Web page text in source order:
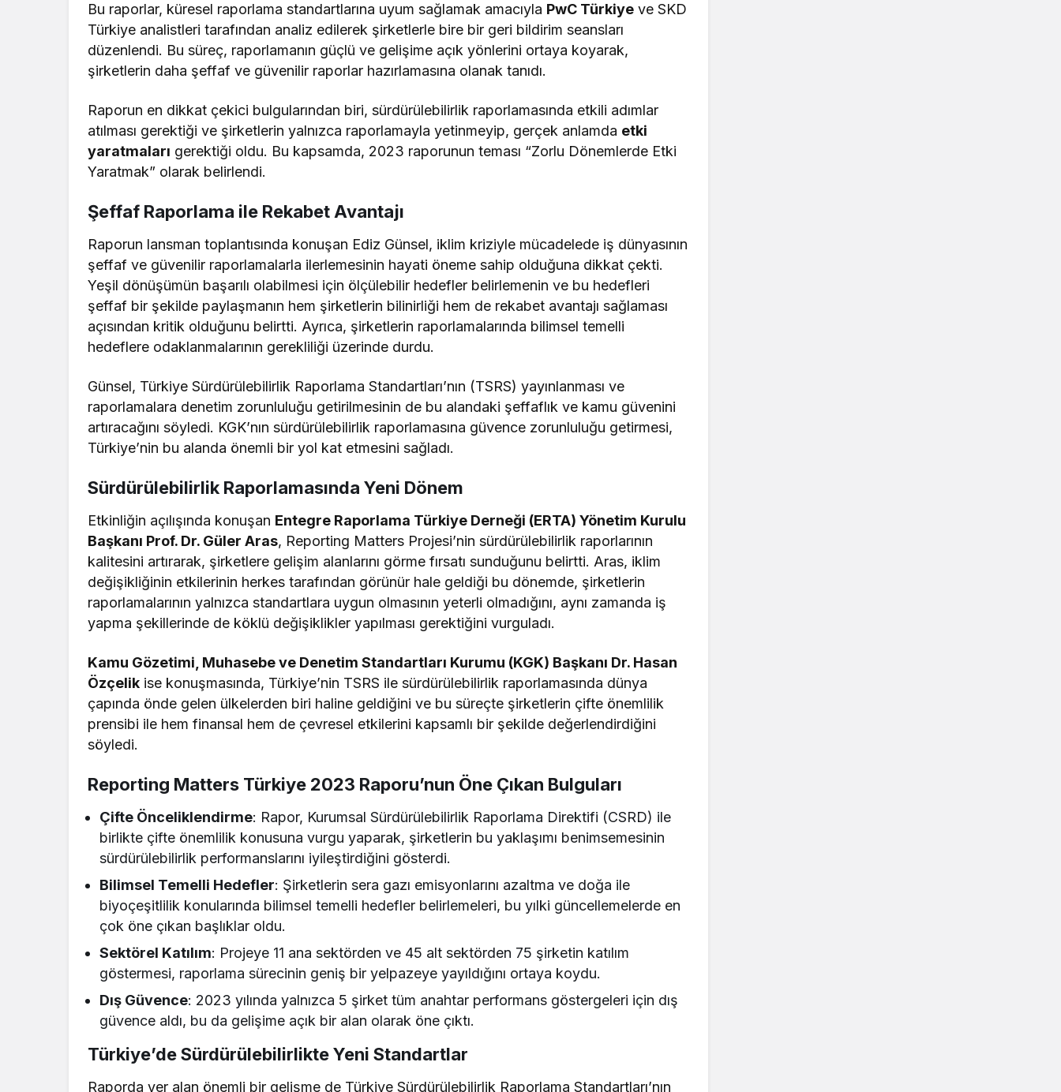
Bu raporlar, küresel raporlama standartlarına uyum sağlamak amacıyla PwC Türkiye ve SKD
Türkiye analistleri tarafından analiz edilerek şirketlerle bire bir geri bildirim seansları
düzenlendi. Bu süreç, raporlamanın güçlü ve gelişime açık yönlerini ortaya koyarak,
şirketlerin daha şeffaf ve güvenilir raporlar hazırlamasına olanak tanıdı.
Raporun en dikkat çekici bulgularından biri, sürdürülebilirlik raporlamasında etkili adımlar
atılması gerektiği ve şirketlerin yalnızca raporlamayla yetinmeyip, gerçek anlamda etki
yaratmaları gerektiği oldu. Bu kapsamda, 2023 raporunun teması “Zorlu Dönemlerde Etki
Yaratmak” olarak belirlendi.
Şeffaf Raporlama ile Rekabet Avantajı
Raporun lansman toplantısında konuşan Ediz Günsel, iklim kriziyle mücadelede iş dünyasının
şeffaf ve güvenilir raporlamalarla ilerlemesinin hayati öneme sahip olduğuna dikkat çekti.
Yeşil dönüşümün başarılı olabilmesi için ölçülebilir hedefler belirlemenin ve bu hedefleri
şeffaf bir şekilde paylaşmanın hem şirketlerin bilinirliği hem de rekabet avantajı sağlaması
açısından kritik olduğunu belirtti. Ayrıca, şirketlerin raporlamalarında bilimsel temelli
hedeflere odaklanmalarının gerekliliği üzerinde durdu.
Günsel, Türkiye Sürdürülebilirlik Raporlama Standartları’nın (TSRS) yayınlanması ve
raporlamalara denetim zorunluluğu getirilmesinin de bu alandaki şeffaflık ve kamu güvenini
artıracağını söyledi. KGK’nın sürdürülebilirlik raporlamasına güvence zorunluluğu getirmesi,
Türkiye’nin bu alanda önemli bir yol kat etmesini sağladı.
Sürdürülebilirlik Raporlamasında Yeni Dönem
Etkinliğin açılışında konuşan Entegre Raporlama Türkiye Derneği (ERTA) Yönetim Kurulu
Başkanı Prof. Dr. Güler Aras, Reporting Matters Projesi’nin sürdürülebilirlik raporlarının
kalitesini artırarak, şirketlere gelişim alanlarını görme fırsatı sunduğunu belirtti. Aras, iklim
değişikliğinin etkilerinin herkes tarafından görünür hale geldiği bu dönemde, şirketlerin
raporlamalarının yalnızca standartlara uygun olmasının yeterli olmadığını, aynı zamanda iş
yapma şekillerinde de köklü değişiklikler yapılması gerektiğini vurguladı.
Kamu Gözetimi, Muhasebe ve Denetim Standartları Kurumu (KGK) Başkanı Dr. Hasan
Özçelik ise konuşmasında, Türkiye’nin TSRS ile sürdürülebilirlik raporlamasında dünya
çapında önde gelen ülkelerden biri haline geldiğini ve bu süreçte şirketlerin çifte önemlilik
prensibi ile hem finansal hem de çevresel etkilerini kapsamlı bir şekilde değerlendirdiğini
söyledi.
Reporting Matters Türkiye 2023 Raporu’nun Öne Çıkan Bulguları
Çifte Önceliklendirme: Rapor, Kurumsal Sürdürülebilirlik Raporlama Direktifi (CSRD) ile
birlikte çifte önemlilik konusuna vurgu yaparak, şirketlerin bu yaklaşımı benimsemesinin
sürdürülebilirlik performanslarını iyileştirdiğini gösterdi.
Bilimsel Temelli Hedefler: Şirketlerin sera gazı emisyonlarını azaltma ve doğa ile
biyoçeşitlilik konularında bilimsel temelli hedefler belirlemeleri, bu yılki güncellemelerde en
çok öne çıkan başlıklar oldu.
Sektörel Katılım: Projeye 11 ana sektörden ve 45 alt sektörden 75 şirketin katılım
göstermesi, raporlama sürecinin geniş bir yelpazeye yayıldığını ortaya koydu.
Dış Güvence: 2023 yılında yalnızca 5 şirket tüm anahtar performans göstergeleri için dış
güvence aldı, bu da gelişime açık bir alan olarak öne çıktı.
Türkiye’de Sürdürülebilirlikte Yeni Standartlar
Raporda yer alan önemli bir gelişme de Türkiye Sürdürülebilirlik Raporlama Standartları’nın